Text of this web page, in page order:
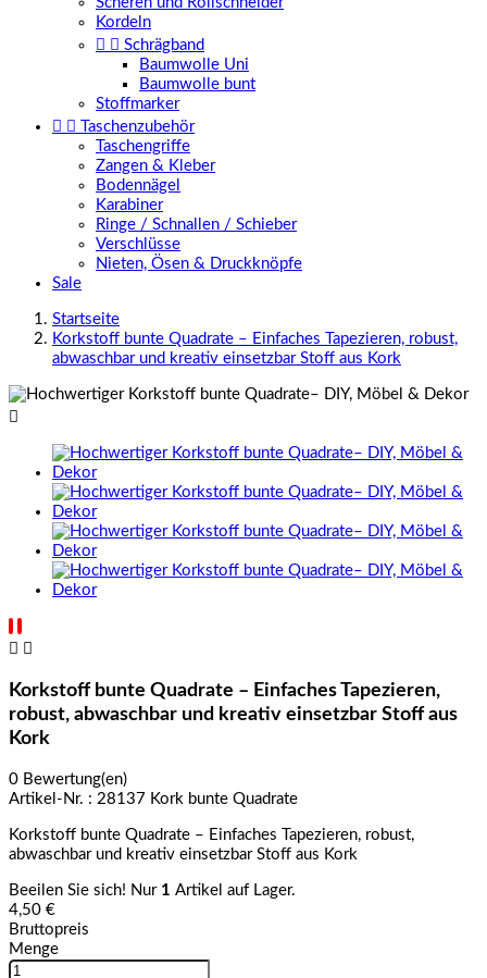
Kordeln
  Schrägband
Baumwolle Uni
Baumwolle bunt
Stoffmarker
 
Taschenzubehör
Taschengriffe
Zangen & Kleber
Bodennägel
Karabiner
Ringe / Schnallen / Schieber
Verschlüsse
Nieten, Ösen & Druckknöpfe
Sale
Startseite
Korkstoff bunte Quadrate – Einfaches Tapezieren, robust,
abwaschbar und kreativ einsetzbar Stoff aus Kork

 
Korkstoff bunte Quadrate – Einfaches Tapezieren,
robust, abwaschbar und kreativ einsetzbar Stoff aus
Kork
0 Bewertung(en)
Artikel-Nr. : 28137 Kork bunte Quadrate
Korkstoff bunte Quadrate – Einfaches Tapezieren, robust,
abwaschbar und kreativ einsetzbar Stoff aus Kork
Beeilen Sie sich! Nur 1 Artikel auf Lager.
4,50 €
Bruttopreis
Menge